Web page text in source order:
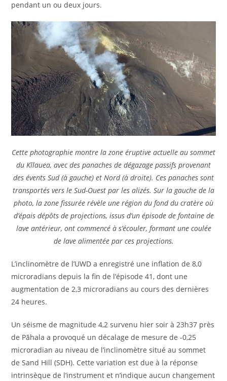
pendant un ou deux jours.
Cette photographie montre la zone éruptive actuelle au sommet
du Kīlauea, avec des panaches de dégazage passifs provenant
des évents Sud (à gauche) et Nord (à droite). Ces panaches sont
transportés vers le Sud-Ouest par les alizés. Sur la gauche de la
photo, la zone fissurée révèle une région du fond du cratère où
d’épais dépôts de projections, issus d’un épisode de fontaine de
lave antérieur, ont commencé à s’écouler, formant une coulée
de lave alimentée par ces projections.
L’inclinomètre de l’UWD a enregistré une inflation de 8,0
microradians depuis la fin de l’épisode 41, dont une
augmentation de 2,3 microradians au cours des dernières
24 heures.
Un séisme de magnitude 4,2 survenu hier soir à 23h37 près
de Pāhala a provoqué un décalage de mesure de -0,25
microradian au niveau de l’inclinomètre situé au sommet
de Sand Hill (SDH). Cette variation est due à la réponse
intrinsèque de l’instrument et n’indique aucun changement